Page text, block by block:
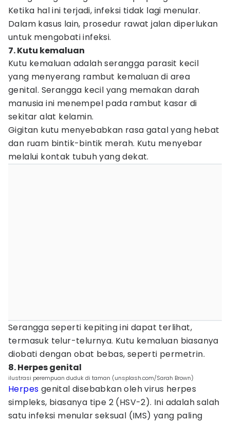
Ketika hal ini terjadi, infeksi tidak lagi menular.
Dalam kasus lain, prosedur rawat jalan diperlukan
untuk mengobati infeksi.
7. Kutu kemaluan
Kutu kemaluan adalah serangga parasit kecil
yang menyerang rambut kemaluan di area
genital. Serangga kecil yang memakan darah
manusia ini menempel pada rambut kasar di
sekitar alat kelamin.
Gigitan kutu menyebabkan rasa gatal yang hebat
dan ruam bintik-bintik merah. Kutu menyebar
melalui kontak tubuh yang dekat.
Serangga seperti kepiting ini dapat terlihat,
termasuk telur-telurnya. Kutu kemaluan biasanya
diobati dengan obat bebas, seperti permetrin.
8. Herpes genital
ilustrasi perempuan duduk di taman (unsplash.com/Sarah Brown)
Herpes genital disebabkan oleh virus herpes
simpleks, biasanya tipe 2 (HSV-2). Ini adalah salah
satu infeksi menular seksual (IMS) yang paling